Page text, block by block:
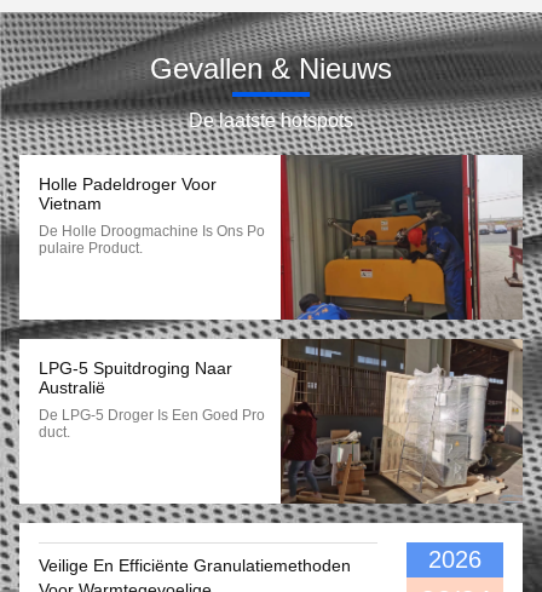
Gevallen & Nieuws
De laatste hotspots
Holle Padeldroger Voor
Vietnam
De Holle Droogmachine Is Ons Po
Pulaire Product.
LPG-5 Spuitdroging Naar
Australië
De LPG-5 Droger Is Een Goed Pro
Duct.
Veilige En Efficiënte Granulatiemethoden
2026